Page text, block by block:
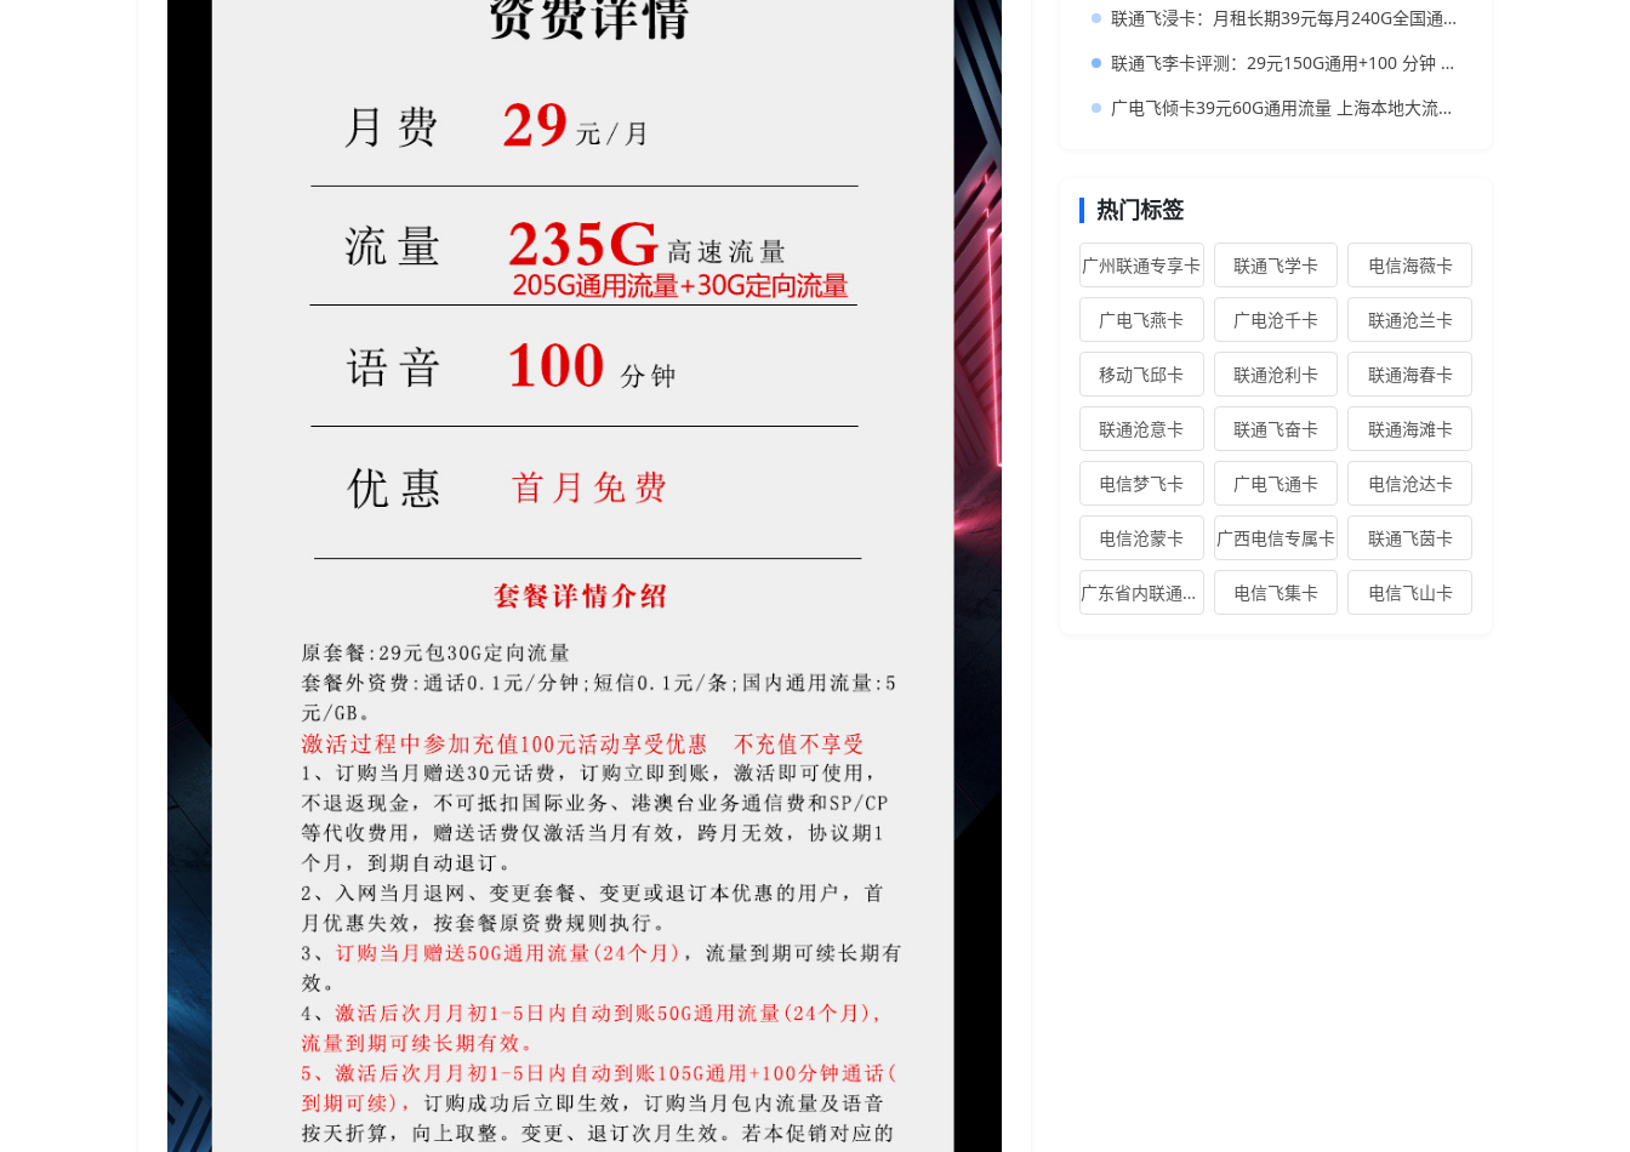
联通飞浸卡：月租长期39元每月240G全国通用流量+100分钟，强烈推荐！
联通飞李卡评测：29元150G通用+100 分钟 低月租大流量卡办理指南
广电飞倾卡39元60G通用流量 上海本地大流量卡办理攻略
热门标签
广州联通专享卡 联通飞学卡 电信海薇卡
广电飞燕卡 广电沧千卡 联通沧兰卡
移动飞邱卡 联通沧利卡 联通海春卡
联通沧意卡 联通飞奋卡 联通海滩卡
电信梦飞卡 广电飞通卡 电信沧达卡
电信沧蒙卡 广西电信专属卡 联通飞茵卡
广东省内联通卡新 电信飞集卡 电信飞山卡